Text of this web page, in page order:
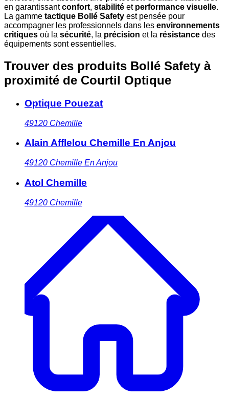
en garantissantconfort, stabilité et performance visuelle.
La gamme tactique Bollé Safety est pensée pour
accompagner les professionnels dans les environnements
critiques où la sécurité, la précision et la résistance des
équipements sont essentielles.
Trouver des produits Bollé Safety à
proximité de Courtil Optique
Optique Pouezat
49120 Chemille
Alain Afflelou Chemille En Anjou
49120 Chemille En Anjou
Atol Chemille
49120 Chemille